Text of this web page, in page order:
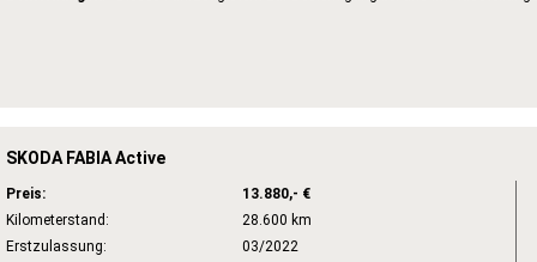
SKODA FABIA Active
Preis:
13.880,- €
Kilometerstand:
28.600 km
Erstzulassung:
03/2022